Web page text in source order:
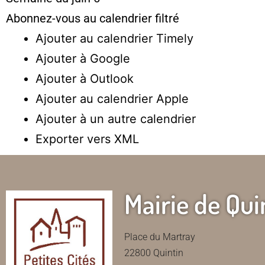
Abonnez-vous au calendrier filtré
Ajouter au calendrier Timely
Ajouter à Google
Ajouter à Outlook
Ajouter au calendrier Apple
Ajouter à un autre calendrier
Exporter vers XML
Mairie de
Place du Martray
22800 Quintin